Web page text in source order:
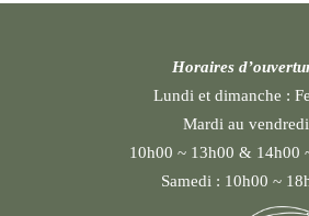
Horaires
Lundi et dimanche :
Mardi au vendredi
10h00 ~ 13h00 & 14h00
Samedi : 10h00 ~